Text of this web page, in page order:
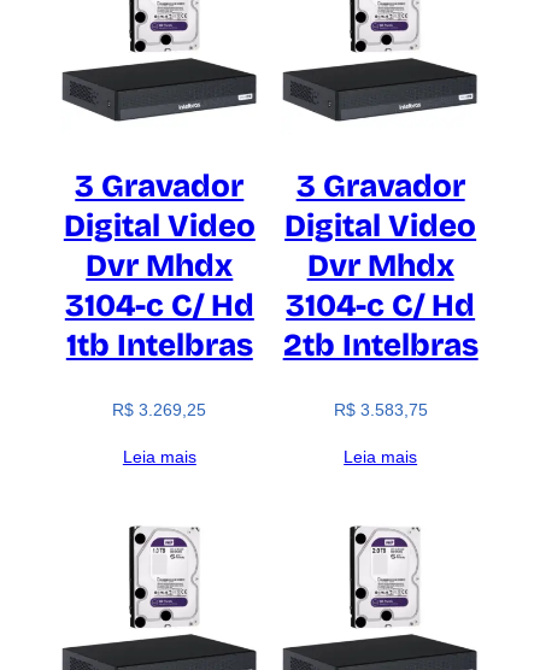
3 Gravador
Digital Video
Dvr Mhdx
3104-c C/ Hd
1tb Intelbras
R$ 3.269,25
Leia mais
3 Gravador
Digital Video
Dvr Mhdx
3104-c C/ Hd
2tb Intelbras
R$3.583,75
Leia mais